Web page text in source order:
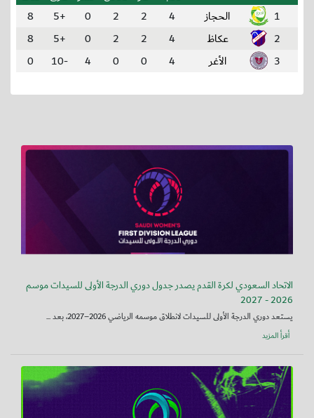
1
الحجاز 4
2
2
0
+5
8
2
عكاظ 4
2
2
0
+5
8
3
الأغر 4
0
0
4
-10
0
الاتحاد السعودي لكرة القدم يصدر جدول دوري الدرجة الأولى للسيدات موسم
2026 - 2027
يستعد دوري الدرجة الأولى للسيدات لانطلاق موسمه الرياضي 2026–2027، بعد ...
أقرأ المزيد